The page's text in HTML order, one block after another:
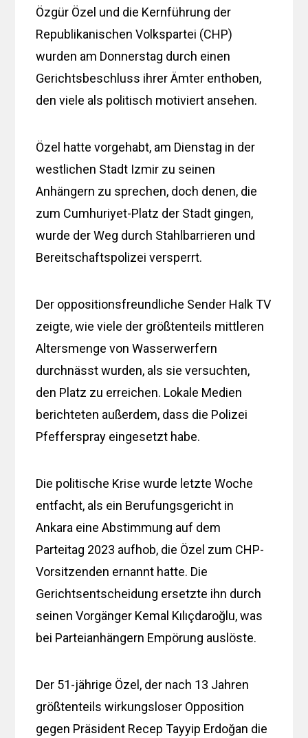
Özgür Özel und die Kernführung der
Republikanischen Volkspartei (CHP)
wurden am Donnerstag durch einen
Gerichtsbeschluss ihrer Ämter enthoben,
den viele als politisch motiviert ansehen.
Özel hatte vorgehabt, am Dienstag in der
westlichen Stadt Izmir zu seinen
Anhängern zu sprechen, doch denen, die
zum Cumhuriyet-Platz der Stadt gingen,
wurde der Weg durch Stahlbarrieren und
Bereitschaftspolizei versperrt.
Der oppositionsfreundliche Sender Halk TV
zeigte, wie viele der größtenteils mittleren
Altersmenge von Wasserwerfern
durchnässt wurden, als sie versuchten,
den Platz zu erreichen. Lokale Medien
berichteten außerdem, dass die Polizei
Pfefferspray eingesetzt habe.
Die politische Krise wurde letzte Woche
entfacht, als ein Berufungsgericht in
Ankara eine Abstimmung auf dem
Parteitag 2023 aufhob, die Özel zum CHP-
Vorsitzenden ernannt hatte. Die
Gerichtsentscheidung ersetzte ihn durch
seinen Vorgänger Kemal Kılıçdaroğlu, was
bei Parteianhängern Empörung auslöste.
Der 51-jährige Özel, der nach 13 Jahren
größtenteils wirkungsloser Opposition
gegen Präsident Recep Tayyip Erdoğan die